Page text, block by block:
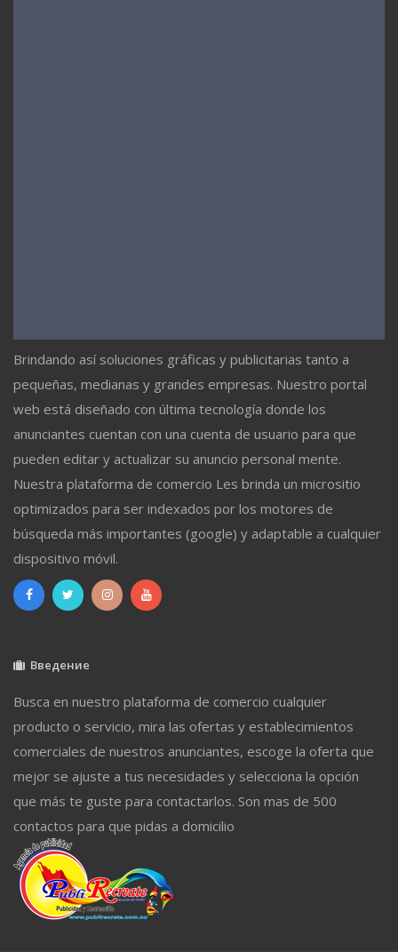
Brindando así soluciones gráficas y publicitarias tanto a
pequeñas, medianas y grandes empresas. Nuestro portal
web está diseñado con última tecnología donde los
anunciantes cuentan con una cuenta de usuario para que
pueden editar y actualizar su anuncio personal mente.
Nuestra plataforma de comercio Les brinda un micrositio
optimizados para ser indexados por los motores de
búsqueda más importantes (google) y adaptable a cualquier
dispositivo móvil.
Введение
Busca en nuestro plataforma de comercio cualquier
producto o servicio, mira las ofertas y establecimientos
comerciales de nuestros anunciantes, escoge la oferta que
mejor se ajuste a tus necesidades y selecciona la opción
que más te guste para contactarlos. Son mas de 500
contactos para que pidas a domicilio